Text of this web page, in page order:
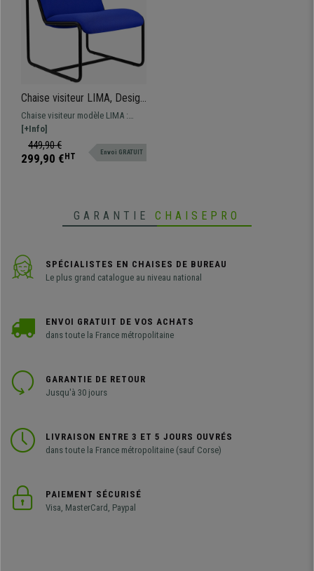
Chaise visiteur LIMA, Design
Exclusif, Structure
Métallique, en Tissu Bleu
Chaise visiteur modèle LIMA :
design élégant et moderne,
structure en métal. Ce modèle
ergonomique et confortable
[+Info]
449,90 €
299,90 € HT Envoi GRATUIT
GARANTIE CHAISEPRO
SPÉCIALISTES EN CHAISES DE BUREAU
Le plus grand catalogue au niveau national
ENVOI GRATUIT DE VOS ACHATS
dans toute la France métropolitaine
GARANTIE DE RETOUR
Jusqu'à 30 jours
LIVRAISON ENTRE 3 ET 5 JOURS OUVRÉS
dans toute la France métropolitaine (sauf Corse)
PAIEMENT SÉCURISÉ
Visa, MasterCard, Paypal